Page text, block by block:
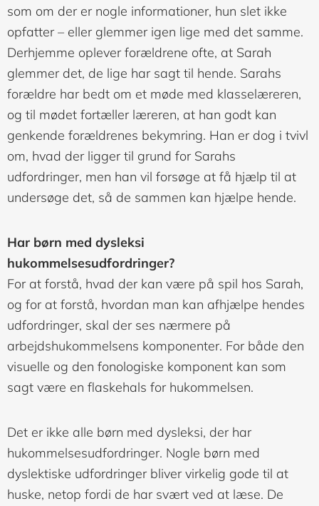
som om der er nogle informationer, hun slet ikke
opfatter – eller glemmer igen lige med det samme.
Derhjemme oplever forældrene ofte, at Sarah
glemmer det, de lige har sagt til hende. Sarahs
forældre har bedt om et møde med klasselæreren,
og til mødet fortæller læreren, at han godt kan
genkende forældrenes bekymring. Han er dog i tvivl
om, hvad der ligger til grund for Sarahs
udfordringer, men han vil forsøge at få hjælp til at
undersøge det, så de sammen kan hjælpe hende.
Har børn med dysleksi
hukommelsesudfordringer?
For at forstå, hvad der kan være på spil hos Sarah,
og for at forstå, hvordan man kan afhjælpe hendes
udfordringer, skal der ses nærmere på
arbejdshukommelsens komponenter. For både den
visuelle og den fonologiske komponent kan som
sagt være en flaskehals for hukommelsen.
Det er ikke alle børn med dysleksi, der har
hukommelsesudfordringer. Nogle børn med
dyslektiske udfordringer bliver virkelig gode til at
huske, netop fordi de har svært ved at læse. De